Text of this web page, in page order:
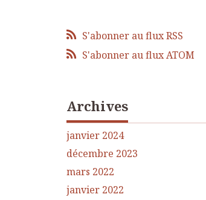
S'abonner au flux RSS
S'abonner au flux ATOM
Archives
janvier 2024
décembre 2023
mars 2022
janvier 2022